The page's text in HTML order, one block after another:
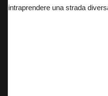
intraprendere una strada